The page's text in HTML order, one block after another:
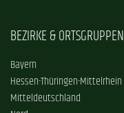
BEZIRKE & ORTSGRUPPEN
Bayern
Hessen-Thüringen-Mittelrhein
Mitteldeutschland